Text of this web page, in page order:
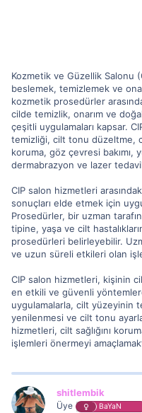
Kozmetik ve Güzellik Salonu
beslemek, temizlemek ve
kozmetik prosedürler
cilde temizlik, onarım ve
çeşitli uygulamaları kapsar.
temizliği, cilt tonu düzeltme,
koruma, göz çevresi bakımı,
dermabrazyon ve lazer
CIP salon hizmetleri
sonuçları elde etmek için
Prosedürler, bir uzman
tipine, yaşa ve cilt
prosedürleri belirleyebilir.
ve uzun süreli etkileri olan
CIP salon hizmetleri, kişinin
en etkili ve güvenli
uygulamalarla, cilt yüzeyinin
yenilenmesi ve cilt tonu
hizmetleri, cilt sağlığını
işlemleri önermeyi
shitlembik
Üye BaYaN